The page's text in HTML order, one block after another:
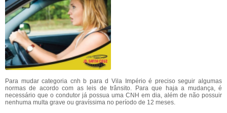
Para mudar categoria cnh b para d Vila Império é preciso seguir algumas
normas de acordo com as leis de trânsito. Para que haja a mudança, é
necessário que o condutor já possua uma CNH em dia, além de não possuir
nenhuma multa grave ou gravíssima no período de 12 meses.